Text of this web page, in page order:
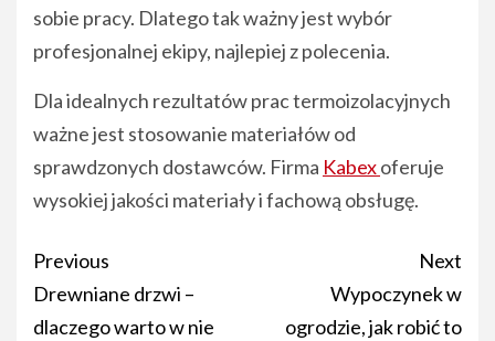
sobie pracy. Dlatego tak ważny jest wybór
profesjonalnej ekipy, najlepiej z polecenia.
Dla idealnych rezultatów prac termoizolacyjnych
ważne jest stosowanie materiałów od
sprawdzonych dostawców. Firma Kabexoferuje
wysokiej jakości materiały i fachową obsługę.
Post
navigation
Previous
Drewniane drzwi –
dlaczego warto w nie
Next
Wypoczynek w
ogrodzie, jak robić to